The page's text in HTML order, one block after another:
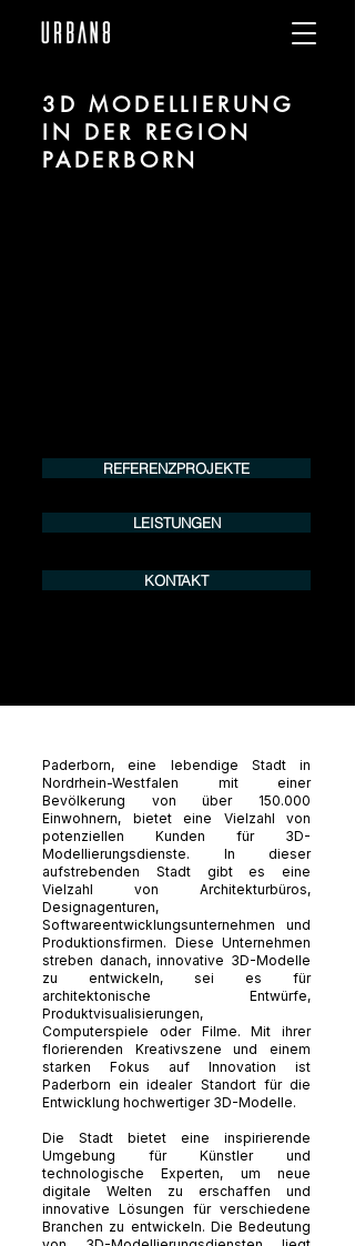
3D MODELLIERUNG
IN DER REGION
PADERBORN
REFERENZPROJEKTE
LEISTUNGEN
KONTAKT
Paderborn, eine lebendige Stadt in
Nordrhein-Westfalen mit einer
Bevölkerung von über 150.000
Einwohnern, bietet eine Vielzahl von
potenziellen Kunden für 3D-
Modellierungsdienste. In dieser
aufstrebenden Stadt gibt es eine
Vielzahl von Architekturbüros,
Designagenturen,
Softwareentwicklungsunternehmen und
Produktionsfirmen. Diese Unternehmen
streben danach, innovative 3D-Modelle
zu entwickeln, sei es für
architektonische Entwürfe,
Produktvisualisierungen,
Computerspiele oder Filme. Mit ihrer
florierenden Kreativszene und einem
starken Fokus auf Innovation ist
Paderborn ein idealer Standort für die
Entwicklung hochwertiger 3D-Modelle.
Die Stadt bietet eine inspirierende
Umgebung für Künstler und
technologische Experten, um neue
digitale Welten zu erschaffen und
innovative Lösungen für verschiedene
Branchen zu entwickeln. Die Bedeutung